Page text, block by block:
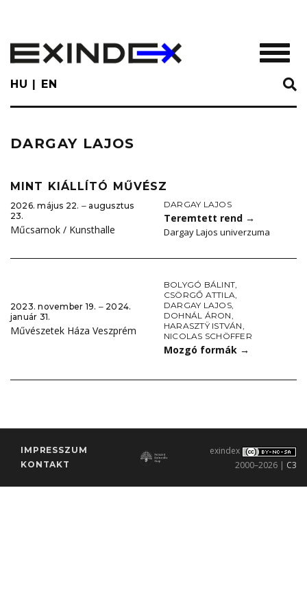
main
content
HU EN
DARGAY LAJOS
MINT KIÁLLÍTÓ MŰVÉSZ
2026. május 22. ‒ augusztus
23.
Műcsarnok / Kunsthalle
DARGAY LAJOS
Teremtett rend →
Dargay Lajos univerzuma
2023. november 19. ‒ 2024.
január 31.
Művészetek Háza Veszprém
BOLYGÓ BÁLINT,
CSÖRGŐ ATTILA,
DARGAY LAJOS,
DOHNÁL ÁRON,
HARASZTŸ ISTVÁN,
NICOLAS SCHÖFFER
Mozgó formák →
IMPRESSZUM
KONTAKT
exindex
2000–2026 | C3